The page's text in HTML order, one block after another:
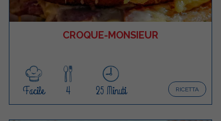
CROQUE-MONSIEUR
RICETTA
Facile 4 25 Minuti